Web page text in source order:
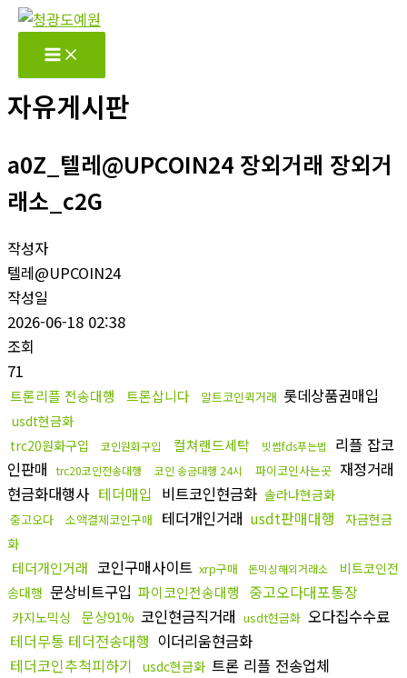
콘
로
건
뛰
기
자유게시판
a0Z_텔레@UPCOIN24 장외거래 장외거
래소_c2G
작성자
텔레@UPCOIN24
작성일
2026-06-18 02:38
조회
71
트론리플 전송대행 트론삽니다 알트코인퀵거래 롯데상품권매입
usdt현금화
trc20원화구입
코인원화구입 컬쳐랜드세탁 빗썸fds푸는법
리플 잡코
인판매
trc20코인전송대행 코인 송금대행 24시 파이코인사는곳 재정거래
현금화대행사 테더매입 비트코인현금화 솔라나현금화
중고오다 소액결제코인구매 테더개인거래 usdt판매대행
자금현금
화
테더개인거래 코인구매사이트 xrp구매 돈믹싱해외거래소
비트코인전
송대행 문상비트구입 파이코인전송대행 중고오다대포통장
카지노믹싱 문상91% 코인현금직거래 usdt현금화 오다집수수료
테더무통 테더전송대행 이더리움현금화
테더코인추척피하기
usdc현금화 트론 리플 전송업체